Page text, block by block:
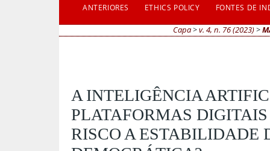
ANTERIORES
ETHICS POLICY FONTES DE
Capa>v. 4, n. 76 (2023)>
A INTELIGÊNCIA
PLATAFORMAS
RISCO A ESTABILIDADE